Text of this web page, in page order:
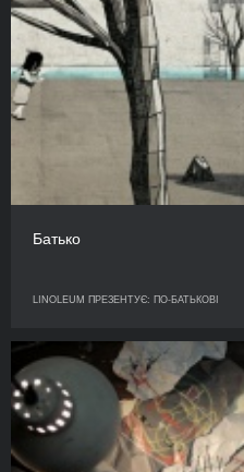
Батько
LINOLEUM ПРЕЗЕНТУЄ: ПО-БАТЬКОВІ